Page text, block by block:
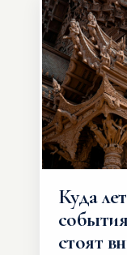
и Африка
способен
формат
Куда
стоят